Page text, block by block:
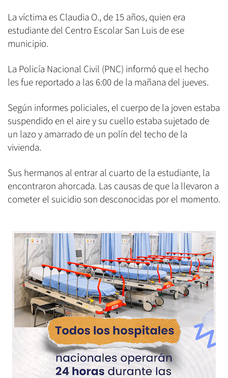
La víctima es Claudia O., de 15 años, quien era
estudiante del Centro Escolar San Luis de ese
municipio.
La Policía Nacional Civil (PNC) informó que el hecho
les fue reportado a las 6:00 de la mañana del jueves.
Según informes policiales, el cuerpo de la joven estaba
suspendido en el aire y su cuello estaba sujetado de
un lazo y amarrado de un polín del techo de la
vivienda.
Sus hermanos al entrar al cuarto de la estudiante, la
encontraron ahorcada. Las causas de que la llevaron a
cometer el suicidio son desconocidas por el momento.